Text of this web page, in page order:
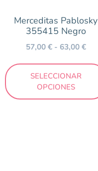
Azul
Marca
Biomecanics
Merceditas Pablosky
355415 Negro
57,00€ - 63,00€
SELECCIONAR
OPCIONES